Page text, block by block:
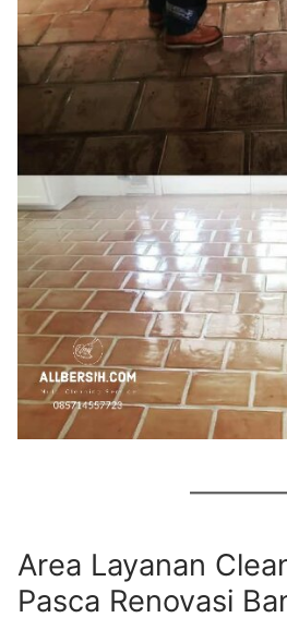
Area Layanan
Pasca Renovasi